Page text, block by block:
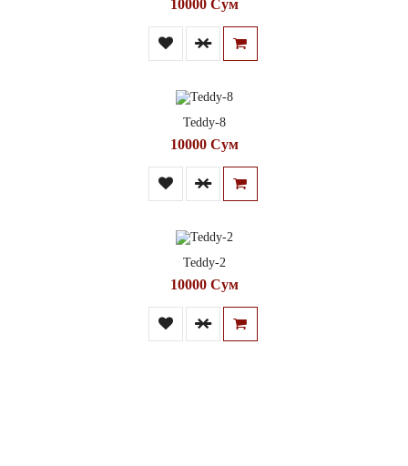
10000 Сум
Teddy-8
10000 Сум
Teddy-2
10000 Сум